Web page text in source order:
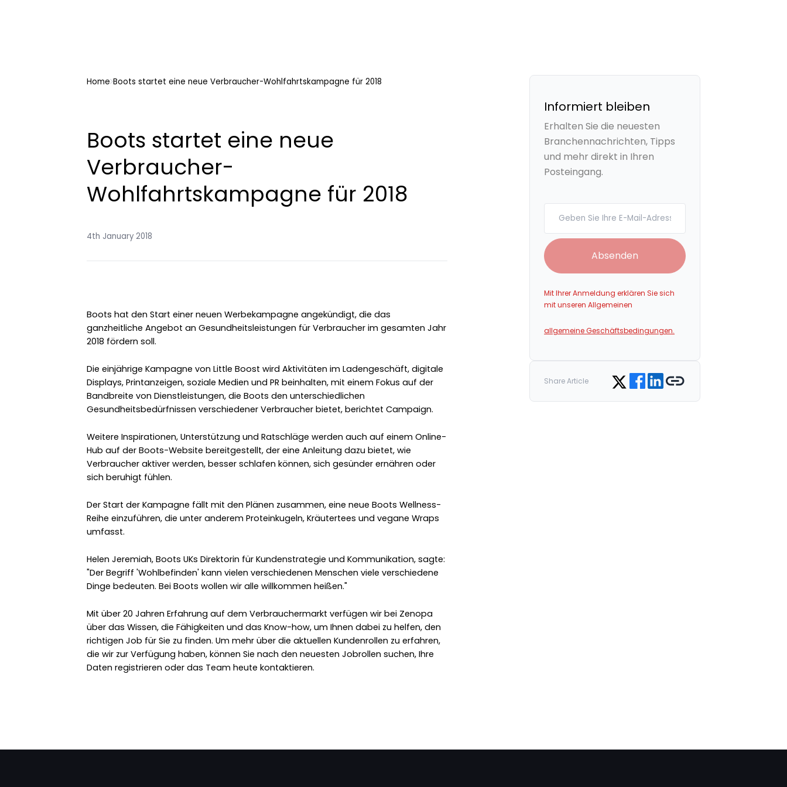
Home Boots startet eine neue Verbraucher-Wohlfahrtskampagne für 2018
Boots startet eine neue
Verbraucher-
Wohlfahrtskampagne für 2018
4th January 2018
Boots hat den Start einer neuen Werbekampagne angekündigt, die das
ganzheitliche Angebot an Gesundheitsleistungen für Verbraucher im gesamten Jahr
2018 fördern soll.
Die einjährige Kampagne von Little Boost wird Aktivitäten im Ladengeschäft, digitale
Displays, Printanzeigen, soziale Medien und PR beinhalten, mit einem Fokus auf der
Bandbreite von Dienstleistungen, die Boots den unterschiedlichen
Gesundheitsbedürfnissen verschiedener Verbraucher bietet, berichtet Campaign.
Weitere Inspirationen, Unterstützung und Ratschläge werden auch auf einem Online-
Hub auf der Boots-Website bereitgestellt, der eine Anleitung dazu bietet, wie
Verbraucher aktiver werden, besser schlafen können, sich gesünder ernähren oder
sich beruhigt fühlen.
Der Start der Kampagne fällt mit den Plänen zusammen, eine neue Boots Wellness-
Reihe einzuführen, die unter anderem Proteinkugeln, Kräutertees und vegane Wraps
umfasst.
Helen Jeremiah, Boots UKs Direktorin für Kundenstrategie und Kommunikation, sagte:
"Der Begriff 'Wohlbefinden' kann vielen verschiedenen Menschen viele verschiedene
Dinge bedeuten. Bei Boots wollen wir alle willkommen heißen."
Mit über 20 Jahren Erfahrung auf dem Verbrauchermarkt verfügen wir bei Zenopa
über das Wissen, die Fähigkeiten und das Know-how, um Ihnen dabei zu helfen, den
richtigen Job für Sie zu finden. Um mehr über die aktuellen Kundenrollen zu erfahren,
die wir zur Verfügung haben, können Sie nach den neuesten Jobrollen suchen, Ihre
Daten registrieren oder das Team heute kontaktieren.
Informiert bleiben
Erhalten Sie die neuesten
Branchennachrichten, Tipps
und mehr direkt in Ihren
Posteingang.
Absenden
Mit Ihrer Anmeldung erklären Sie sich
mit unseren Allgemeinen
allgemeine Geschäftsbedingungen.
Share Article Share on Twitter
Share on Facebook
Share on LinkedIn
Copy link